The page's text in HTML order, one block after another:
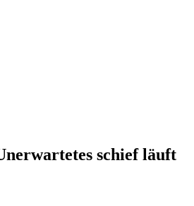
schief läuft